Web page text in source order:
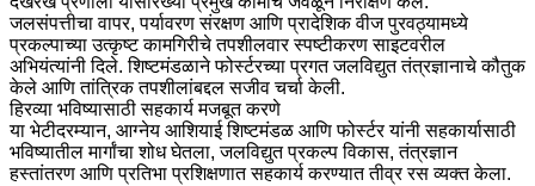
जलसंपत्तीचा वापर, पर्यावरण संरक्षण आणि प्रादेशिक वीज पुरवठ्यामध्ये
प्रकल्पाच्या उत्कृष्ट कामगिरीचे तपशीलवार स्पष्टीकरण साइटवरील
अभियंत्यांनी दिले. शिष्टमंडळाने फोर्स्टरच्या प्रगत जलविद्युत तंत्रज्ञानाचे कौतुक
केले आणि तांत्रिक तपशीलांबद्दल सजीव चर्चा केली.
हिरव्या भविष्यासाठी सहकार्य मजबूत करणे
या भेटीदरम्यान, आग्नेय आशियाई शिष्टमंडळ आणि फोर्स्टर यांनी सहकार्यासाठी
भविष्यातील मार्गांचा शोध घेतला, जलविद्युत प्रकल्प विकास, तंत्रज्ञान
हस्तांतरण आणि प्रतिभा प्रशिक्षणात सहकार्य करण्यात तीव्र रस व्यक्त केला.